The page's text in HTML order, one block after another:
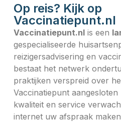
Op reis? Kijk op
Vaccinatiepunt.nl
Vaccinatiepunt.nlis een
gespecialiseerde
reizigersadvisering en
bestaat het netwerk
praktijken verspreid over
Vaccinatiepunt
kwaliteit en service
internet uw afspraak